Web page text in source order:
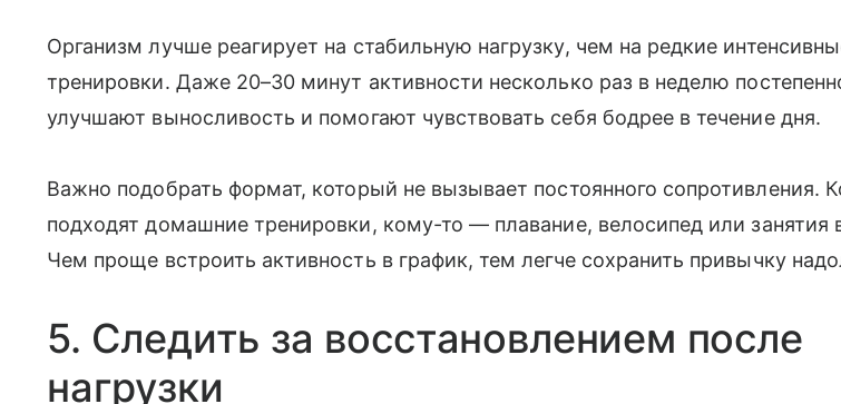
Организм лучше реагирует на стабильную нагрузку, чем на редкие
тренировки. Даже 20–30 минут активности несколько раз в неделю
улучшают выносливость и помогают чувствовать себя бодрее в течение дня.
Важно подобрать формат, который не вызывает постоянного сопротивления.
подходят домашние тренировки, кому-то — плавание, велосипед или занятия
Чем проще встроить активность в график, тем легче сохранить привычку
5. Следить за восстановлением после
нагрузки